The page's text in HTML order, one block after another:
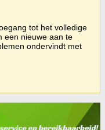
tot het volledige
een nieuwe aan te
ondervindt met